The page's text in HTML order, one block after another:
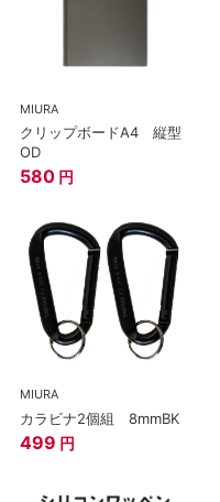
MIURA
クリップボードA4 縦型
OD
580 円
MIURA
カラビナ2個組 8mmBK
499 円